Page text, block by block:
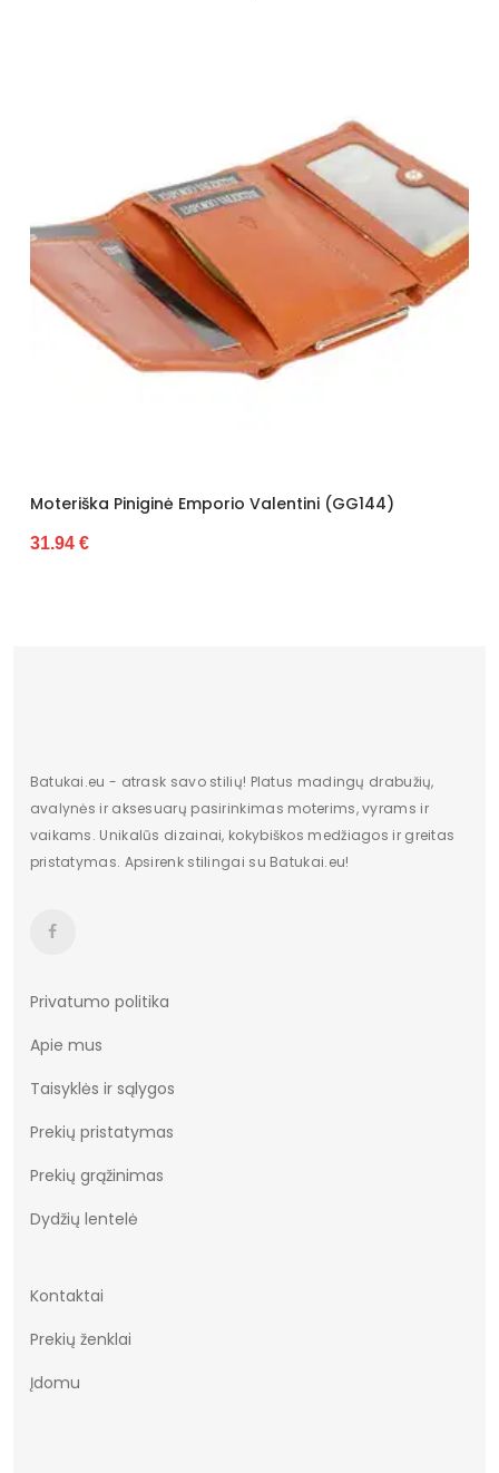
Emporio Valentini (GG144) Moteriška
Batukai.eu - atrask savo stilių! Platus madingų drabužių,
avalynės ir aksesuarų pasirinkimas moterims, vyrams ir
vaikams. Unikalūs dizainai, kokybiškos medžiagos ir greitas
pristatymas. Apsirenk stilingai su Batukai.eu!
Privatumo politika
Apie mus
Taisyklės ir sąlygos
Prekių pristatymas
Prekių grąžinimas
Dydžių lentelė
Kontaktai
Prekių ženklai
Įdomu